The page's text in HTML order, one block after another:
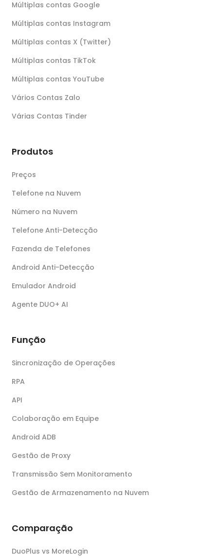
Múltiplas contas Google
Múltiplas contas Instagram
Múltiplas contas X (Twitter)
Múltiplas contas TikTok
Múltiplas contas YouTube
Vários Contas Zalo
Várias Contas Tinder
Produtos
Preços
Telefone na Nuvem
Número na Nuvem
Telefone Anti-Detecção
Fazenda de Telefones
Android Anti-Detecção
Emulador Android
Agente DUO+ AI
Função
Sincronização de Operações
RPA
API
Colaboração em Equipe
Android ADB
Gestão de Proxy
Transmissão Sem Monitoramento
Gestão de Armazenamento na Nuvem
Comparação
DuoPlus vs MoreLogin